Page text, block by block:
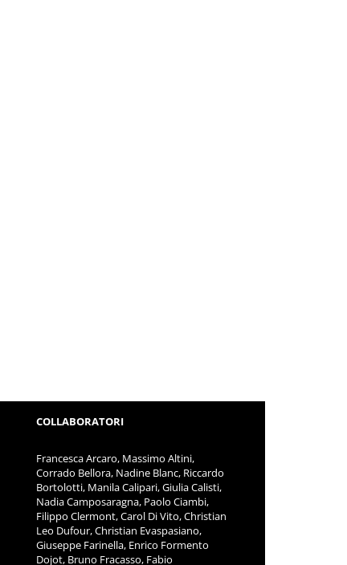
COLLABORATORI
Francesca Arcaro, Massimo Altini,
Corrado Bellora, Nadine Blanc, Riccardo
Bortolotti, Manila Calipari, Giulia Calisti,
Nadia Camposaragna, Paolo Ciambi,
Filippo Clermont, Carol Di Vito, Christian
Leo Dufour, Christian Evaspasiano,
Giuseppe Farinella, Enrico Formento
Dojot, Bruno Fracasso, Fabio